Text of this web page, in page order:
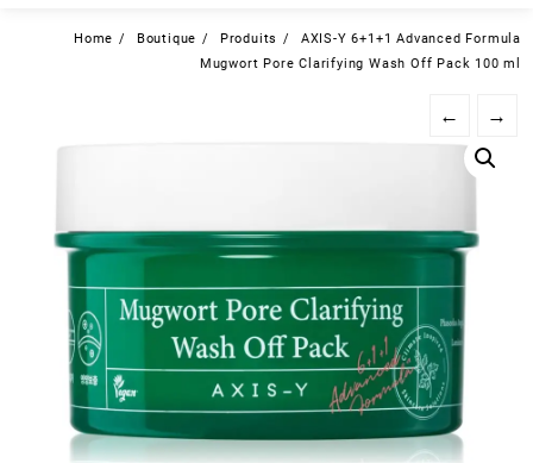
Home Boutique Produits
AXIS-Y 6+1+1 Advanced Formula
Mugwort Pore Clarifying Wash Off Pack 100 ml
← →